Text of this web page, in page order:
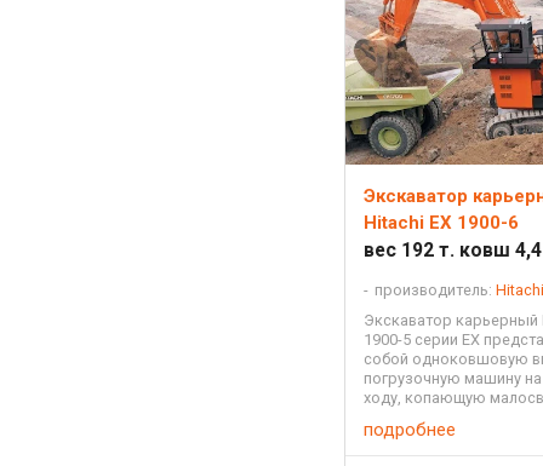
Экскаватор
Hitachi EX 1900-6
вес 192 т. ковш
производитель: Hitachi
Экскаватор карьерный
1900-5 серии EX
собой одноковшовую
погрузочную машину
ходу, копающую
породы и
последовательно,
подробнее